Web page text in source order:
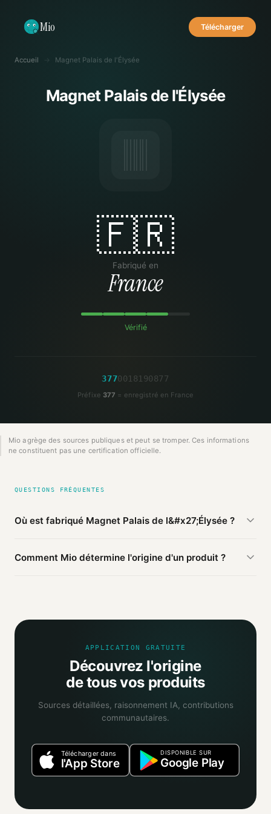
Mio Télécharger
Accueil → Magnet Palais de l'Élysée
Magnet Palais de l'Élysée
🇫🇷
Fabriqué en
France
Vérifié
37700 1 8 1 90877
Préfixe 377 = enregistré en France
Mio agrège des sources publiques et peut se tromper. Ces informations
ne constituent pas une certification officielle.
QUESTIONS FRÉQUENTES
Où est fabriqué Magnet Palais de l&#x27;Élysée ?
Palais de l'Élysée est fabriqué enFrance(vérifié).
Comment Mio détermine l'origine d'un produit ?
selon la fiabilité des informations trouvées.
APPLICATION GRATUITE
Découvrez l'origine
de tous vos produits
Sources détaillées, raisonnement IA, contributions
communautaires.
Télécharger dans
l'App Store
DISPONIBLE SUR
Google Play